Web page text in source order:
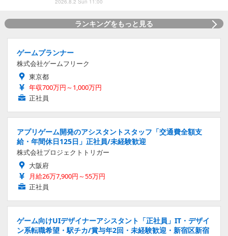
2026.8.2 Sun 11:00
ランキングをもっと見る
ゲームプランナー
株式会社ゲームフリーク
東京都
年収700万円～1,000万円
正社員
アプリゲーム開発のアシスタントスタッフ「交通費全額支
給・年間休日125日」正社員/未経験歓迎
株式会社プロジェクトトリガー
大阪府
月給26万7,900円～55万円
正社員
ゲーム向けUIデザイナーアシスタント「正社員」IT・デザイ
ン系転職希望・駅チカ/賞与年2回・未経験歓迎・新宿区新宿